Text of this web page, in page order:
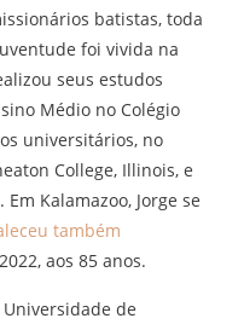
batistas, toda
foi vivida na
seus estudos
Médio no Colégio
universitários, no
College, Illinois, e
Kalamazoo, Jorge se
também
aos 85 anos.
de